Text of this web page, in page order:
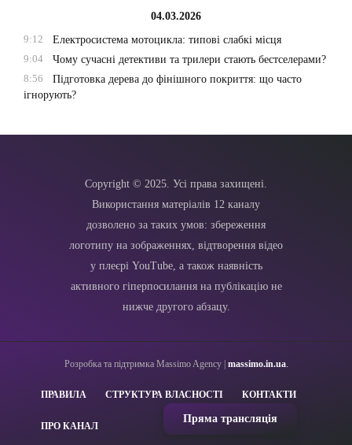
04.03.2026
9:12
Електросистема мотоцикла: типові слабкі місця
9:04
Чому сучасні детективи та трилери стають бестселерами?
8:56
Підготовка дерева до фінішного покриття: що часто
ігнорують?
Copyright © 2025. Усі права захищені.
Використання матеріалів 12 каналу
дозволено за таких умов: збереження
логотипу на зображеннях, відтворення відео
у плеєрі YouTube, а також наявність
активного гіперпосилання на публікацію не
нижче другого абзацу.
Розробка та підтримка Massimo Agency | massimo.in.ua.
ПРАВИЛА СТРУКТУРА ВЛАСНОСТІ КОНТАКТИ
ПРО КАНАЛ
Пряма трансляція